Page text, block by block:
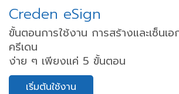
Creden eSign
ขั้นตอนการใช้งาน การสร้างและเซ็นเ
ครีเดน
ง่าย ๆ เพียงแค่ 5 ขั้นตอน
เริ่มต้นใช้งาน